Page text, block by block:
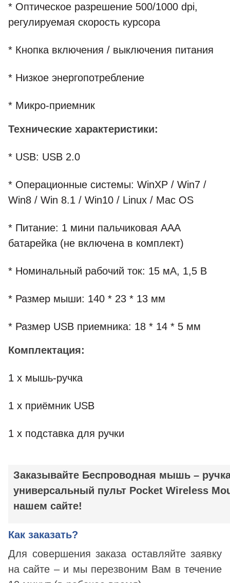
* Оптическое разрешение 500/1000 dpi,
регулируемая скорость курсора
* Кнопка включения / выключения питания
* Низкое энергопотребление
* Микро-приемник
Технические характеристики:
* USB: USB 2.0
* Операционные системы: WinXP / Win7 /
Win8 / Win 8.1 / Win10 / Linux / Mac OS
* Питание: 1 мини пальчиковая AАА
батарейка (не включена в комплект)
* Номинальный рабочий ток: 15 мА, 1,5 В
* Размер мыши: 140 * 23 * 13 мм
* Размер USB приемника: 18 * 14 * 5 мм
Комплектация:
1 х мышь-ручка
1 х приёмник USB
1 х подставка для ручки
Заказывайте Беспроводная мышь –
универсальный пульт Pocket Wireless
нашем сайте!
Как заказать?
Для совершения заказа оставляйте заявку
на сайте – и мы перезвоним Вам в течение